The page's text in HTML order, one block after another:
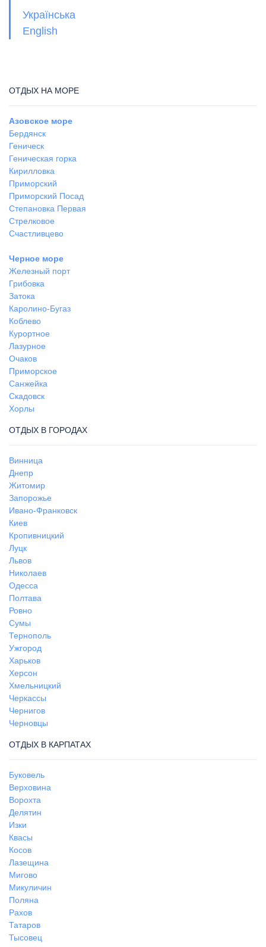
Українська
English
ОТДЫХ НА МОРЕ
Азовское море
Бердянск
Геническ
Геническая горка
Кирилловка
Приморский
Приморский Посад
Степановка Первая
Стрелковое
Счастливцево
Черное море
Железный порт
Грибовка
Затока
Каролино-Бугаз
Коблево
Курортное
Лазурное
Очаков
Приморское
Санжейка
Скадовск
Хорлы
ОТДЫХ В ГОРОДАХ
Винница
Днепр
Житомир
Запорожье
Ивано-Франковск
Киев
Кропивницкий
Луцк
Львов
Николаев
Одесса
Полтава
Ровно
Сумы
Тернополь
Ужгород
Харьков
Херсон
Хмельницкий
Черкассы
Чернигов
Черновцы
ОТДЫХ В КАРПАТАХ
Буковель
Верховина
Ворохта
Делятин
Изки
Квасы
Косов
Лазещина
Мигово
Микуличин
Поляна
Рахов
Татаров
Тысовец